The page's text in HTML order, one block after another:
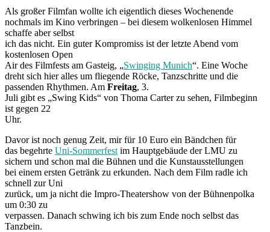
Als großer Filmfan wollte ich eigentlich dieses Wochenende
nochmals im Kino verbringen – bei diesem wolkenlosen Himmel
schaffe aber selbst
ich das nicht. Ein guter Kompromiss ist der letzte Abend vom
kostenlosen Open
Air des Filmfests am Gasteig, „Swinging Munich“. Eine Woche
dreht sich hier alles um fliegende Röcke, Tanzschritte und die
passenden Rhythmen. Am Freitag, 3.
Juli gibt es „Swing Kids“ von Thoma Carter zu sehen, Filmbeginn
ist gegen 22
Uhr.
Davor ist noch genug Zeit, mir für 10 Euro ein Bändchen für
das begehrte Uni-Sommerfest im Hauptgebäude der LMU zu
sichern und schon mal die Bühnen und die Kunstausstellungen
bei einem ersten Getränk zu erkunden. Nach dem Film radle ich
schnell zur Uni
zurück, um ja nicht die Impro-Theatershow von der Bühnenpolka
um 0:30 zu
verpassen. Danach schwing ich bis zum Ende noch selbst das
Tanzbein.